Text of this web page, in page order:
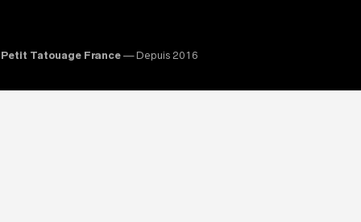
Petit Tatouage France— Depuis 2016